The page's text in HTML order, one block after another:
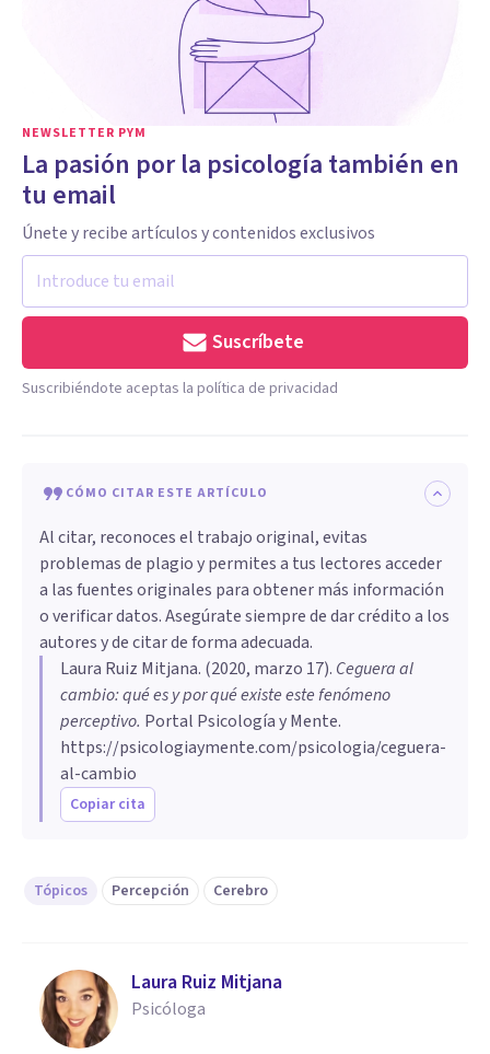
NEWSLETTER PYM
La pasión por la psicología también en
tu email
Únete y recibe artículos y contenidos exclusivos
Suscríbete
Suscribiéndote aceptas la política de privacidad
CÓMO CITAR ESTE ARTÍCULO
Al citar, reconoces el trabajo original, evitas
problemas de plagio y permites a tus lectores acceder
a las fuentes originales para obtener más información
o verificar datos. Asegúrate siempre de dar crédito a los
autores y de citar de forma adecuada.
Laura Ruiz Mitjana. (2020, marzo 17). Ceguera al
cambio: qué es y por qué existe este fenómeno
perceptivo. Portal Psicología y Mente.
https://psicologiaymente.com/psicologia/ceguera-
al-cambio
Copiar cita
Tópicos Percepción Cerebro
Laura Ruiz Mitjana
Psicóloga